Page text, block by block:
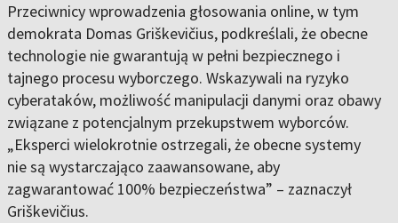
Przeciwnicy wprowadzenia głosowania online, w tym
demokrata Domas Griškevičius, podkreślali, że obecne
technologie nie gwarantują w pełni bezpiecznego i
tajnego procesu wyborczego. Wskazywali na ryzyko
cyberataków, możliwość manipulacji danymi oraz obawy
związane z potencjalnym przekupstwem wyborców.
„Eksperci wielokrotnie ostrzegali, że obecne systemy
nie są wystarczająco zaawansowane, aby
zagwarantować 100% bezpieczeństwa” – zaznaczył
Griškevičius.